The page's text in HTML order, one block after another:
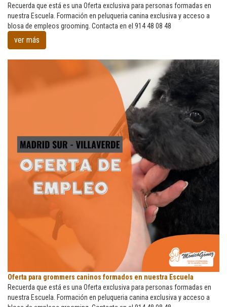
peluqueros
caninos
formados
Recuerda que está es una Oferta exclusiva para personas formadas en
nuestra Escuela. Formación en peluqueria canina exclusiva y acceso a
blosa de empleos grooming. Contacta en el 914 48 08 48
ver más
Oferta
para
grommers
Oferta para grommers caninos formados en nuestra Escuela
Recuerda que está es una Oferta exclusiva para personas formadas en
nuestra Escuela. Formación en peluqueria canina exclusiva y acceso a